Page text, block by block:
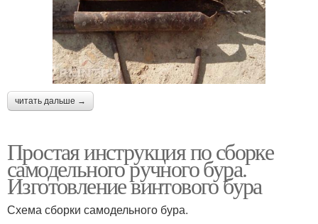
читать дальше →
Простая инструкция по сборке
самодельного ручного бура.
Изготовление винтового бура
Схема сборки самодельного бура.